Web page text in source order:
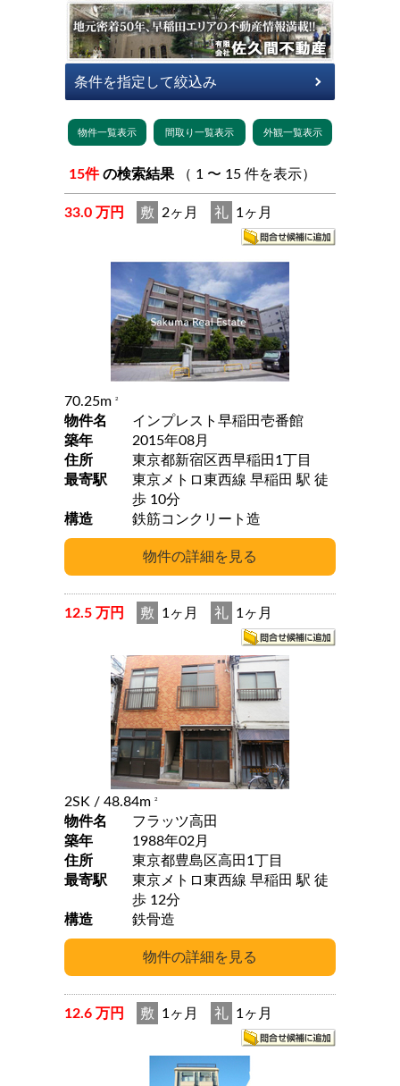
15件 の検索結果 （ 1 〜 15 件を表示）
33.0 万円 敷 2ヶ月 礼 1ヶ月
70.25m 2
物件名
インプレスト早稲田壱番館
築年
2015年08月
住所
東京都新宿区西早稲田1丁目
最寄駅
東京メトロ東西線 早稲田 駅 徒
歩 10分
構造
鉄筋コンクリート造
12.5 万円 敷 1ヶ月 礼 1ヶ月
2SK / 48.84m 2
物件名
フラッツ高田
築年
1988年02月
住所
東京都豊島区高田1丁目
最寄駅
東京メトロ東西線 早稲田 駅 徒
歩 12分
構造
鉄骨造
12.6 万円 敷 1ヶ月 礼 1ヶ月